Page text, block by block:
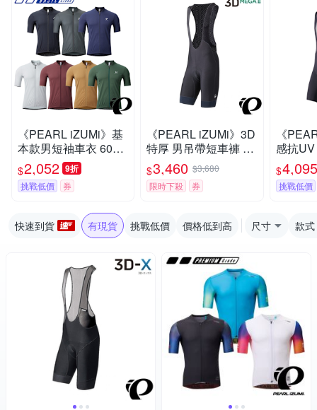
《PEARL iZUMi》基
本款男短袖車衣 600-
B系列 25 入門車衣/春
夏車衣/短袖車衣/素色
車衣/運動/單車/車服
$2,052 9折
挑戰低價 券
《PEARL iZUMi》3D
特厚 男吊帶短車褲 T2
30MEGAII (涼感車褲/
吊帶褲/長途/單車/運
動/自行車)
$3,460 $3,680
限時下殺
券
《
感抗
T293-
賽/涼感
車/運動
$4,095
挑戰低價
快速到貨 有現貨 挑戰低價 價格低到高 尺寸 款式